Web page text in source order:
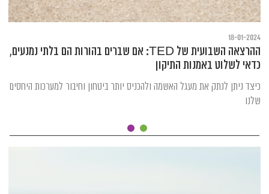
18-01-2024
ההרצאה השבועית של TED: אם שברים בהורות הם בלתי נמנעים,
כדאי לשלוט באמנות התיקון
כיצד ניתן לנתק את מעגל האשמה ולהכניס יותר ביטחון וחיבור למערכות היחסים
שלנו